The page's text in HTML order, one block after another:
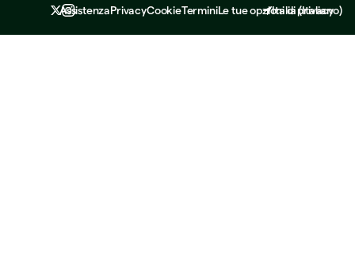
AssistenzaPrivacyCookieTerminiLe tue opzioni di privacy
Italia(Italiano)